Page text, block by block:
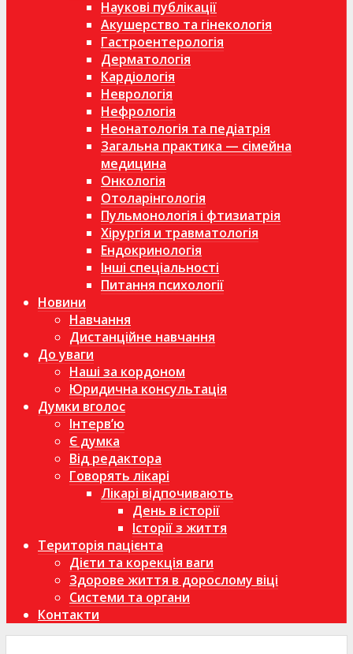
Наукові публікації
Акушерство та гінекологія
Гастроентерологія
Дерматологія
Кардіологія
Неврологія
Нефрологія
Неонатологія та педіатрія
Загальна практика — сімейна
медицина
Онкологія
Отоларінгологія
Пульмонологія і фтизиатрія
Хірургія и травматологія
Ендокринологія
Інші спеціальності
Питання психології
Новини
Навчання
Дистанційне навчання
До уваги
Наші за кордоном
Юридична консультація
Думки вголос
Інтерв’ю
Є думка
Від редактора
Говорять лікарі
Лікарі відпочивають
День в історії
Історії з життя
Територія пацієнта
Дієти та корекція ваги
Здорове життя в дорослому віці
Системи та органи
Контакти